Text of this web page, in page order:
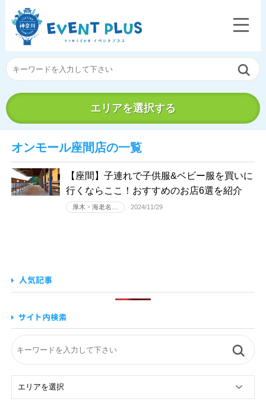
エリアを選択する
オンモール座間店の一覧
【座間】子連れで子供服&ベビー服を買いに
行くならここ！おすすめのお店6選を紹介
厚木・海老名… 2024/11/29